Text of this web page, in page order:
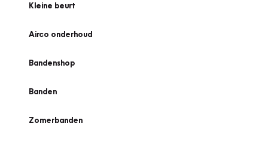
Kleine beurt
Airco onderhoud
Bandenshop
Banden
Zomerbanden